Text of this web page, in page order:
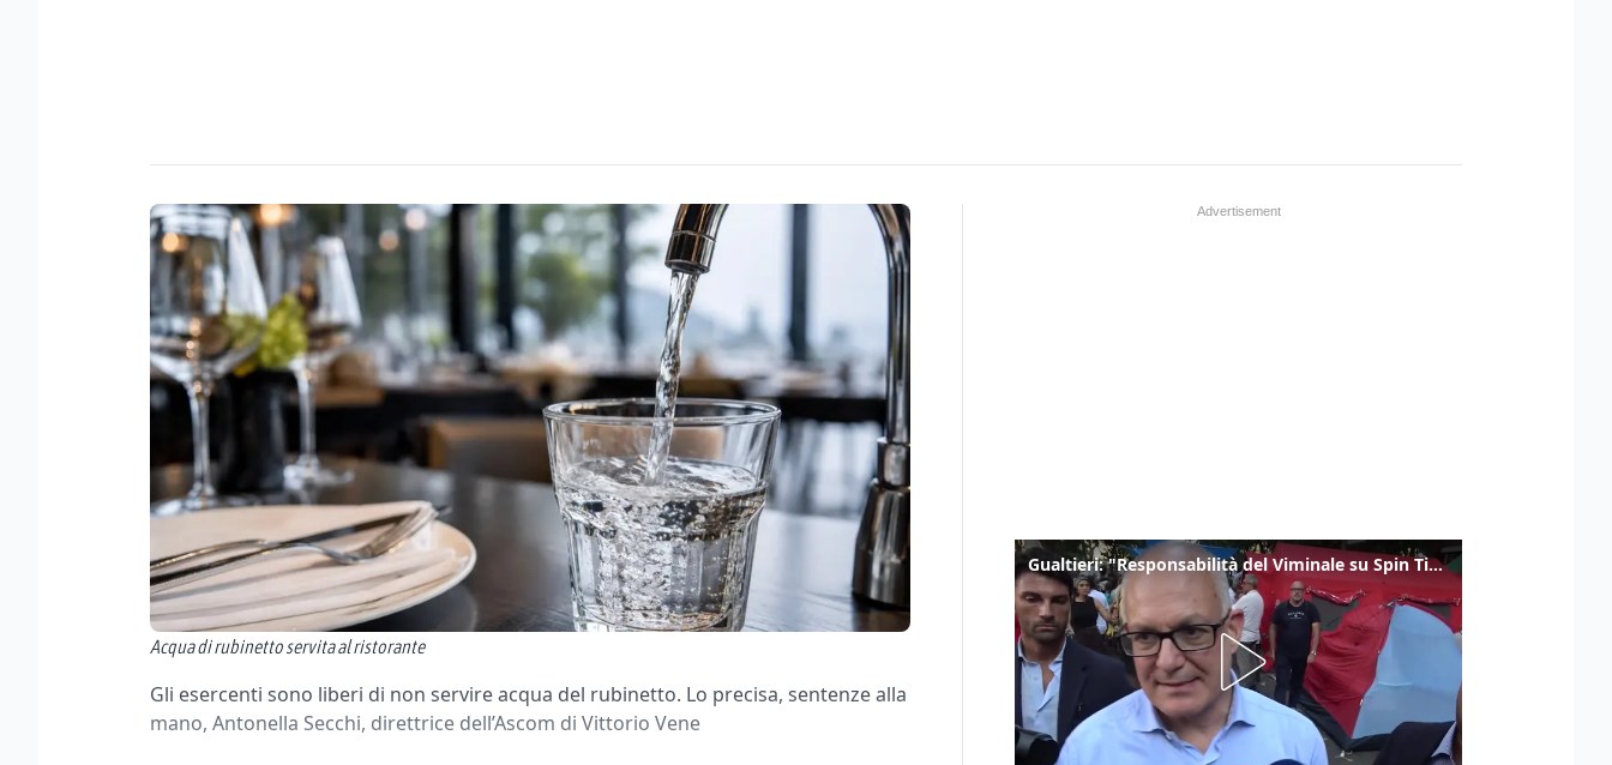
Acqua di rubinetto servita al ristorante
Gli esercenti sono liberi di non servire acqua del rubinetto. Lo precisa, sentenze alla
mano, Antonella Secchi, direttrice dell’Ascom di Vittorio Vene
Gualtieri: "Responsabilità del Viminale su Spin Time? La posizione dei partiti è nota"